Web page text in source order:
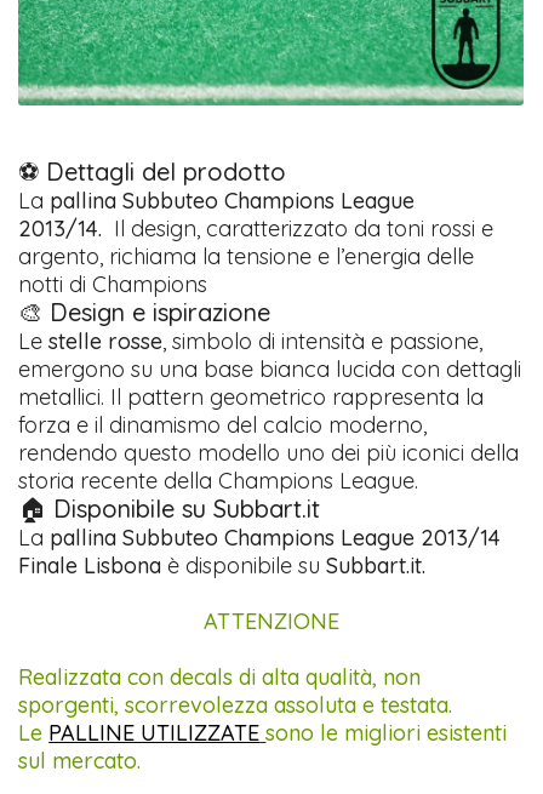
⚽ Dettagli del prodotto
La pallina Subbuteo Champions League
2013/14. Il design, caratterizzato da toni rossi e
argento, richiama la tensione e l’energia delle
notti di Champions
🎨 Design e ispirazione
Lestelle rosse, simbolo di intensità e passione,
emergono su una base bianca lucida con dettagli
metallici. Il pattern geometrico rappresenta la
forza e il dinamismo del calcio moderno,
rendendo questo modello uno dei più iconici della
storia recente della Champions League.
🏠 Disponibile su Subbart.it
La pallina Subbuteo Champions League 2013/14
Finale Lisbona è disponibile suSubbart.it.
ATTENZIONE
Realizzata con decals di alta qualità, non
sporgenti, scorrevolezza assoluta e testata.
Le PALLINE UTILIZZATE sono le migliori esistenti
sul mercato.